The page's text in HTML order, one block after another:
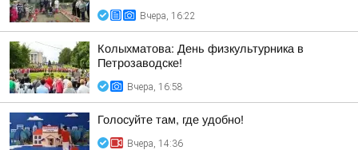
Вчера, 16:22
Колыхматова: День физкультурника в
Петрозаводске!
Вчера, 16:58
Голосуйте там, где удобно!
Вчера, 14:36